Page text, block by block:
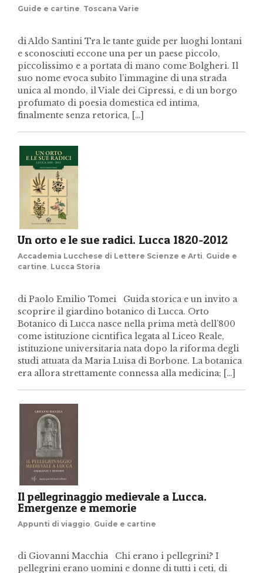
Guide e cartine, Toscana Varie
di Aldo Santini Tra le tante guide per luoghi lontani
e sconosciuti eccone una per un paese piccolo,
piccolissimo e a portata di mano come Bolgheri. Il
suo nome evoca subito l’immagine di una strada
unica al mondo, il Viale dei Cipressi, e di un borgo
profumato di poesia domestica ed intima,
finalmente senza retorica, […]
Un orto e le sue radici. Lucca 1820-2012
Accademia Lucchese di Lettere Scienze e Arti, Guide e
cartine, Lucca Storia
di Paolo Emilio Tomei Guida storica e un invito a
scoprire il giardino botanico di Lucca. Orto
Botanico di Lucca nasce nella prima metà dell’800
come istituzione cicntifìca legata al Liceo Reale,
istituzione universitaria nata dopo la riforma degli
studi attuata da Maria Luisa di Borbone. La botanica
era allora strettamente connessa alla medicina; […]
Il pellegrinaggio medievale a Lucca.
Emergenze e memorie
Appunti di viaggio Guide e cartine
di Giovanni Macchia Chi erano i pellegrini? I
pellegrini erano uomini e donne di tutti i ceti, di